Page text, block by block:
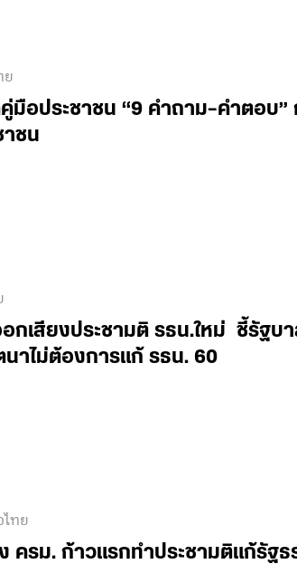
ย
อประชาชน “9 คำถาม–คำตอบ”
าชน
กเสียงประชามติ รธน.ใหม่ ชี้รัฐบ
าไม่ต้องการแก้ รธน. 60
ทย
ครม. ก้าวแรกทำประชามติแก้รัฐ